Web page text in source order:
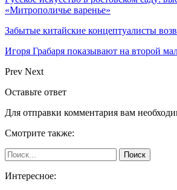
«Митрополичье варенье»
Забытые китайские концептуалисты
Игоря Грабаря показывают на второй
Prev Next
Оставьте ответ
Для отправки комментария вам
Смотрите также:
Интересное: